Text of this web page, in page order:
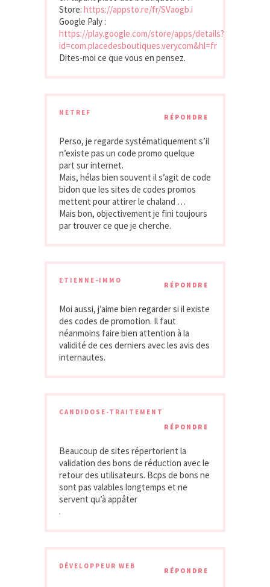
Store: https://appsto.re/fr/SVaogb.i
Google Paly :
https://play.google.com/store/apps/details?
id=com.placedesboutiques.verycom&hl=fr
Dites-moi ce que vous en pensez.
NETREF
RÉPONDRE
Perso, je regarde systématiquement s’il
n’existe pas un code promo quelque
part sur internet.
Mais, hélas bien souvent il s’agit de code
bidon que les sites de codes promos
mettent pour attirer le chaland …
Mais bon, objectivement je fini toujours
par trouver ce que je cherche.
ETIENNE-IMMO
RÉPONDRE
Moi aussi, j’aime bien regarder si il existe
des codes de promotion. Il faut
néanmoins faire bien attention à la
validité de ces derniers avec les avis des
internautes.
CANDIDOSE-TRAITEMENT
RÉPONDRE
Beaucoup de sites répertorient la
validation des bons de réduction avec le
retour des utilisateurs. Bcps de bons ne
sont pas valables longtemps et ne
servent qu’à appâter
.
DÉVELOPPEUR WEB
RÉPONDRE